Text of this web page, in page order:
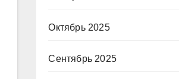
Октябрь 2025
Сентябрь 2025